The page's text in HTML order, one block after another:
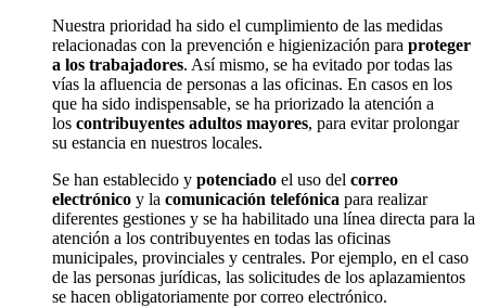
Nuestra prioridad ha sido el cumplimiento de las medidas
relacionadas con la prevención e higienización para proteger
a los trabajadores. Así mismo, se ha evitado por todas las
vías la afluencia de personas a las oficinas. En casos en los
que ha sido indispensable, se ha priorizado la atención a
los contribuyentes adultos mayores, para evitar prolongar
su estancia en nuestros locales.
Se han establecido y potenciado el uso del correo
electrónico y la comunicación telefónica para realizar
diferentes gestiones y se ha habilitado una línea directa para la
atención a los contribuyentes en todas las oficinas
municipales, provinciales y centrales. Por ejemplo, en el caso
de las personas jurídicas, las solicitudes de los aplazamientos
se hacen obligatoriamente por correo electrónico.